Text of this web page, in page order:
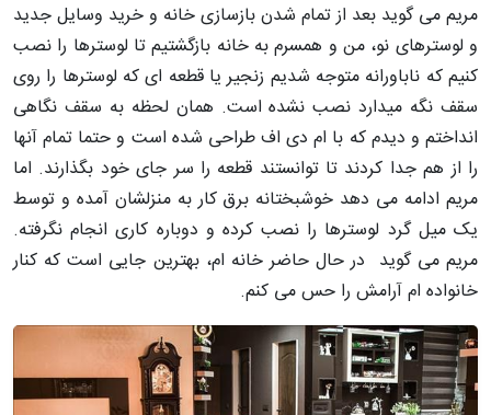
مریم می گوید بعد از تمام شدن بازسازی خانه و خرید وسایل جدید
و لوسترهای نو، من و همسرم به خانه بازگشتیم تا لوسترها را نصب
کنیم که ناباورانه متوجه شدیم زنجیر یا قطعه ای که لوسترها را روی
سقف نگه میدارد نصب نشده است. همان لحظه به سقف نگاهی
انداختم و دیدم که با ام دی اف طراحی شده است و حتما تمام آنها
را از هم جدا کردند تا توانستند قطعه را سر جای خود بگذارند. اما
مریم ادامه می دهد خوشبختانه برق کار به منزلشان آمده و توسط
یک میل گرد لوسترها را نصب کرده و دوباره کاری انجام نگرفته.
مریم می گوید در حال حاضر خانه ام، بهترین جایی است که کنار
خانواده ام آرامش را حس می کنم.